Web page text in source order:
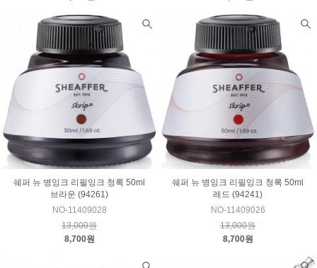
쉐퍼 뉴 병잉크 리필잉크 청록 50ml
브라운 (94261)
NO-11409028
13,000원
8,700원
쉐퍼 뉴 병잉크 리필잉크 청록 50ml
레드 (94241)
NO-11409026
13,000원
8,700원